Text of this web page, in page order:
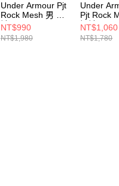
Under Armour Pjt
Rock Mesh 男 短
褲 1386889-001
NT$990
NT$1,980
Under
Pjt Rock
短褲
NT$1,060
NT$1,780